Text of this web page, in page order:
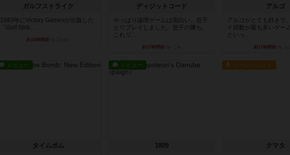
ガルフストライク
1983年にVictory Gamesが出版した
『Gulf Strik...
約16時間前
ディジットコード
やっぱり論理ゲームは面白い。息子
とリプレイしました。息子の勝ち。
これリ...
約17時間前
アルゴ
アルゴがとても好きで
イ回数が最も多いゲー
といっ...
約17時間前
レビュー
タイムボム
レビュー
1809
ルール/インスト
クマタ